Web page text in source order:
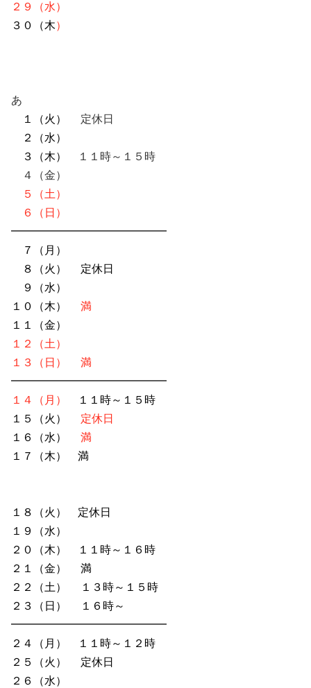
２９（水）
３０（木）
あ
１（火） 定休日
２（水）
３（木）
１１時～１５時
４（金）
５（土）
６（日）
━━━━━━━━━━━━━━
７（月）
８（火） 定休日
９（水）
１０（木）
満
１１（金）
１２（土）
１３（日） 満
━━━━━━━━━━━━━━
１４（月）
１１時～１５時
１５（火） 定休日
１６（水） 満
１７（木） 満
１８（火） 定休日
１９（水）
２０（木） １１時～１６時
２１（金） 満
２２（土） １３時～１５時
２３（日） １６時～
━━━━━━━━━━━━━━
２４（月） １１時～１２時
２５（火） 定休日
２６（水）